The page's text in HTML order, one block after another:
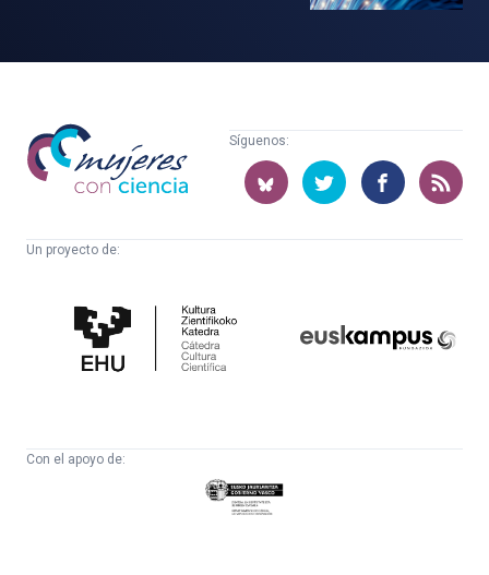
Mujeres
con
ciencia
Síguenos:
Un proyecto de:
Cultura
Científica
Con el apoyo de:
Eusko
Jaurlaritza